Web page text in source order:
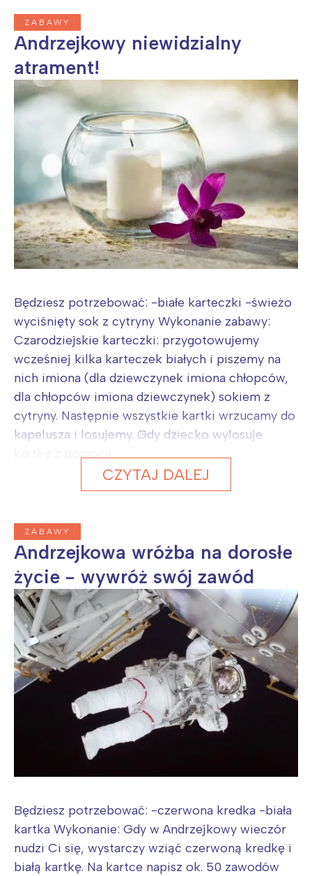
ZABAWY
Andrzejkowy niewidzialny
atrament!
Będziesz potrzebować: -białe karteczki -świeżo
wyciśnięty sok z cytryny Wykonanie zabawy:
Czarodziejskie karteczki: przygotowujemy
wcześniej kilka karteczek białych i piszemy na
nich imiona (dla dziewczynek imiona chłopców,
dla chłopców imiona dziewczynek) sokiem z
cytryny. Następnie wszystkie kartki wrzucamy do
kapelusza i losujemy. Gdy dziecko wylosuje
CZYTAJ DALEJ
ZABAWY
Andrzejkowa wróżba na dorosłe
życie - wywróż swój zawód
Będziesz potrzebować: -czerwona kredka -biała
kartka Wykonanie: Gdy w Andrzejkowy wieczór
nudzi Ci się, wystarczy wziąć czerwoną kredkę i
białą kartkę. Na kartce napisz ok. 50 zawodów
Warszawa
Łódź
Trójmiasto
Poznań
Wrocław
Śląsk
Kraków
Północ
Wszystkie
Wybieram